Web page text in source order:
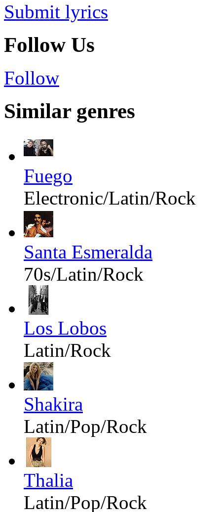
Submit lyrics
Follow Us
Follow
Similar genres
Fuego
Electronic/Latin/Rock
Santa Esmeralda
70s/Latin/Rock
Los Lobos
Latin/Rock
Shakira
Latin/Pop/Rock
Thalia
Latin/Pop/Rock